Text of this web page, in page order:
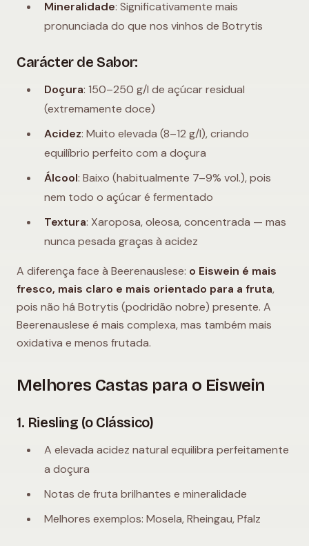
Mineralidade: Significativamente mais
pronunciada do que nos vinhos de Botrytis
Carácter de Sabor:
Doçura: 150–250 g/l de açúcar residual
(extremamente doce)
Acidez: Muito elevada (8–12 g/l), criando
equilíbrio perfeito com a doçura
Álcool: Baixo (habitualmente 7–9% vol.), pois
nem todo o açúcar é fermentado
Textura: Xaroposa, oleosa, concentrada — mas
nunca pesada graças à acidez
A diferença face à Beerenauslese: o Eiswein é mais
fresco, mais claro e mais orientado para a fruta,
pois não há Botrytis (podridão nobre) presente. A
Beerenauslese é mais complexa, mas também mais
oxidativa e menos frutada.
Melhores Castas para o Eiswein
1. Riesling (o Clássico)
A elevada acidez natural equilibra perfeitamente
a doçura
Notas de fruta brilhantes e mineralidade
Melhores exemplos: Mosela, Rheingau, Pfalz